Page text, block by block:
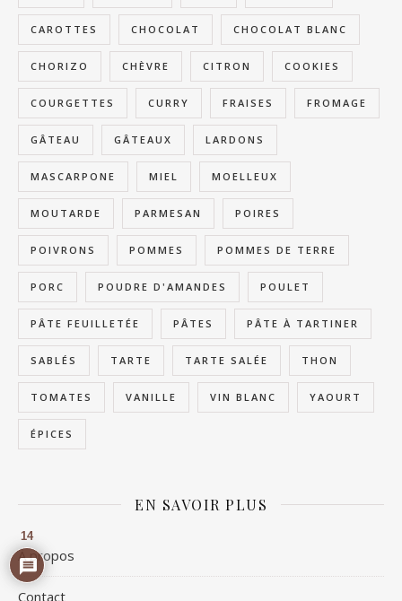
CAROTTES CHOCOLAT CHOCOLAT BLANC
CHORIZO CHÈVRE CITRON COOKIES
COURGETTES CURRY FRAISES FROMAGE
GÂTEAU GÂTEAUX LARDONS
MASCARPONE MIEL MOELLEUX
MOUTARDE PARMESAN POIRES
POIVRONS POMMES POMMES DE TERRE
PORC POUDRE D'AMANDES POULET
PÂTE FEUILLETÉE PÂTES PÂTE À TARTINER
SABLÉS TARTE TARTE SALÉE THON
TOMATES VANILLE VIN BLANC YAOURT
ÉPICES
EN SAVOIR PLUS
À propos
Contact
14